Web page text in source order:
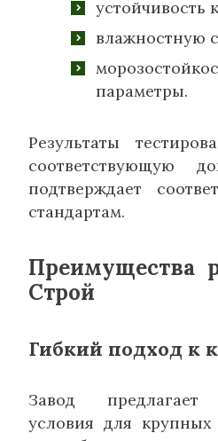
устойчивость
влажностную
параметры.
Результаты
соответствующую
подтверждает
стандартам.
Преимущества
Строй
Гибкий подход к
Завод предлагает
условия для крупных